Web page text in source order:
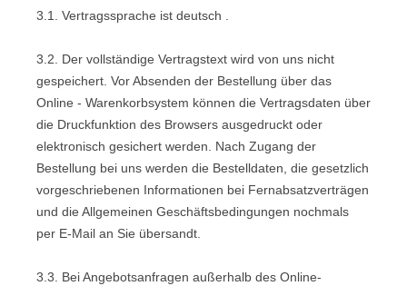
3.1. Vertragssprache ist deutsch
3.2. Der vollständige Vertragstext wird von uns nicht
gespeichert. Vor Absenden der Bestellung über das
Online - Warenkorbsystem können die Vertragsdaten über
die Druckfunktion des Browsers ausgedruckt oder
elektronisch gesichert werden. Nach Zugang der
Bestellung bei uns werden die Bestelldaten, die gesetzlich
vorgeschriebenen Informationen bei Fernabsatzverträgen
und die Allgemeinen Geschäftsbedingungen nochmals
per E-Mail an Sie übersandt.
3.3. Bei Angebotsanfragen außerhalb des Online-